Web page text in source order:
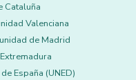
Cataluña
Valenciana
de Madrid
España (UNED)